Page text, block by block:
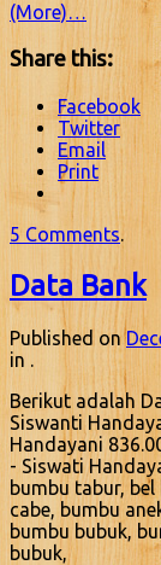
(More)…
Share this:
Facebook
Twitter
Email
Print
5 Comments.
Data Bank
Published on
in .
Berikut adalah
Siswanti
Handayani
- Siswati
bumbu tabur,
cabe, bumbu
bumbu bubuk,
bubuk,